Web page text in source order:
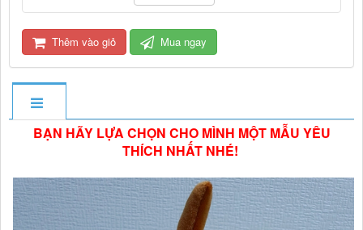
Thêm vào giỏ Mua ngay
BẠN HÃY LỰA CHỌN CHO MÌNH MỘT MẪU YÊU
THÍCH NHẤT NHÉ!